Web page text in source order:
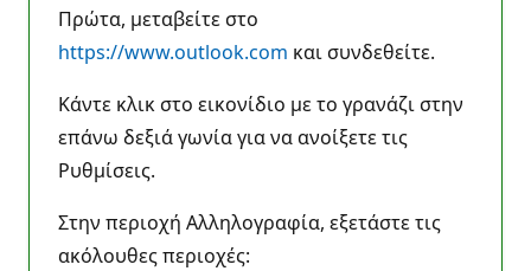
Πρώτα, μεταβείτε στο
https://www.outlook.com και συνδεθείτε.
Κάντε κλικ στο εικονίδιο με το γρανάζι στην
επάνω δεξιά γωνία για να ανοίξετε τις
Ρυθμίσεις.
Στην περιοχή Αλληλογραφία, εξετάστε τις
ακόλουθες περιοχές: